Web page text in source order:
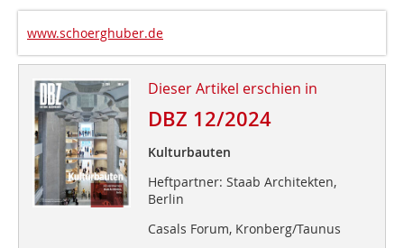
www.schoerghuber.de
Dieser Artikel erschien in
DBZ 12/2024
Kulturbauten
Heftpartner: Staab Architekten,
Berlin
Casals Forum, Kronberg/Taunus